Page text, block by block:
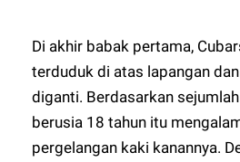
Di akhir babak pertama,
terduduk di atas lapangan
diganti. Berdasarkan
berusia 18 tahun itu
pergelangan kaki kanannya.